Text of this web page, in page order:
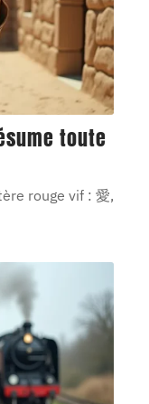
toute
rouge vif : 愛,